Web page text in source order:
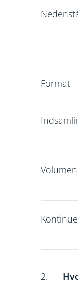
Format
Volumen
2.